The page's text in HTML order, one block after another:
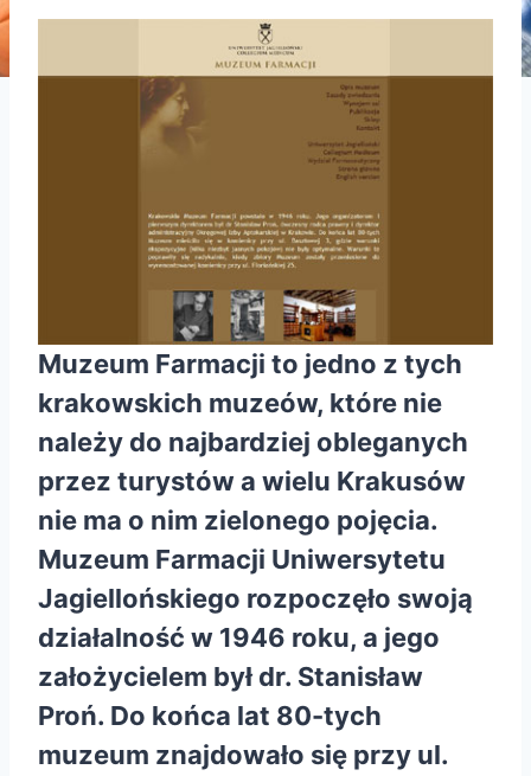
Muzeum Farmacji to jedno z tych
krakowskich muzeów, które nie
należy do najbardziej obleganych
przez turystów a wielu Krakusów
nie ma o nim zielonego pojęcia.
Muzeum Farmacji Uniwersytetu
Jagiellońskiego rozpoczęło swoją
działalność w 1946 roku, a jego
założycielem był dr. Stanisław
Proń. Do końca lat 80-tych
muzeum znajdowało się przy ul.